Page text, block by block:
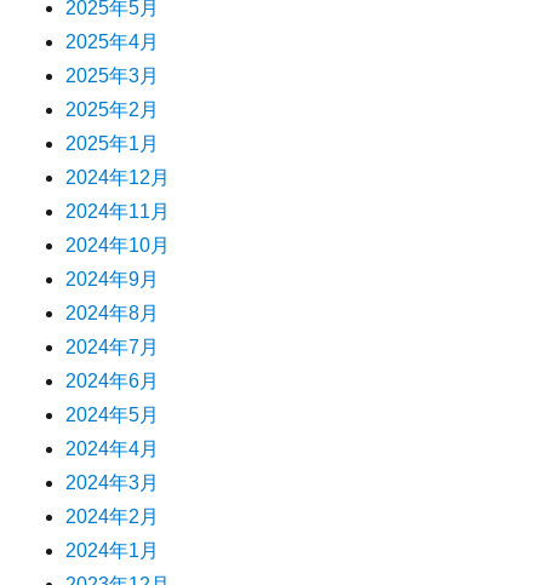
2025年5月
2025年4月
2025年3月
2025年2月
2025年1月
2024年12月
2024年11月
2024年10月
2024年9月
2024年8月
2024年7月
2024年6月
2024年5月
2024年4月
2024年3月
2024年2月
2024年1月